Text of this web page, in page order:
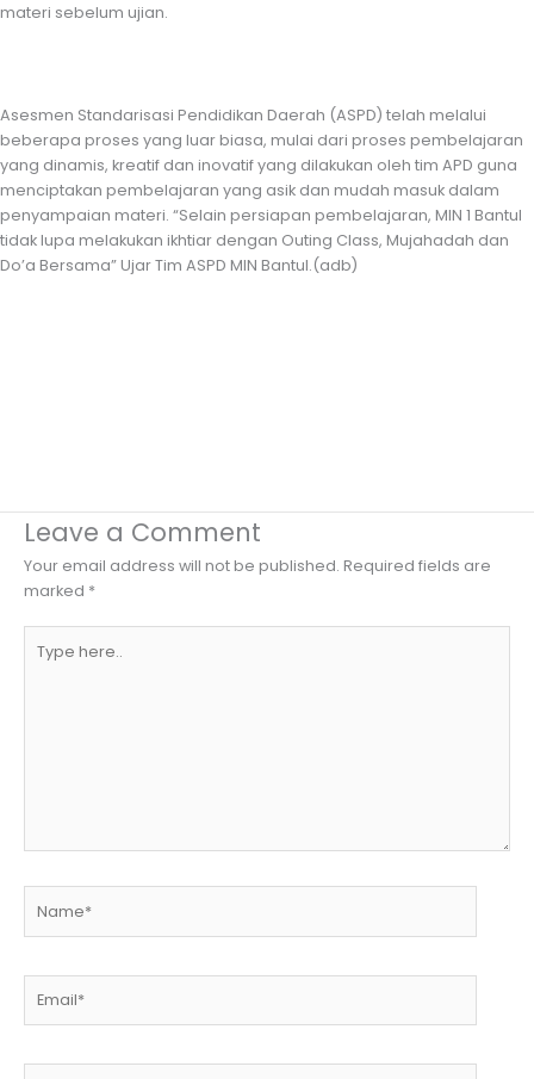
materi sebelum ujian.
Asesmen Standarisasi Pendidikan Daerah (ASPD) telah melalui
beberapa proses yang luar biasa, mulai dari proses pembelajaran
yang dinamis, kreatif dan inovatif yang dilakukan oleh tim APD guna
menciptakan pembelajaran yang asik dan mudah masuk dalam
penyampaian materi. “Selain persiapan pembelajaran, MIN 1 Bantul
tidak lupa melakukan ikhtiar dengan Outing Class, Mujahadah dan
Do’a Bersama” Ujar Tim ASPD MIN Bantul.(adb)
Leave a Comment
Your email address will not be published. Required fields are
marked *
here..